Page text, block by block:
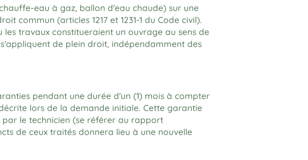
eau à gaz, ballon d'eau chaude) sur une
commun (articles 1217 et 1231-1 du Code civil).
les travaux constitueraient un ouvrage au sens de
de plein droit, indépendamment des
pendant une durée d'un (1) mois à compter
lors de la demande initiale. Cette garantie
le technicien (se référer au rapport
de ceux traités donnera lieu à une nouvelle